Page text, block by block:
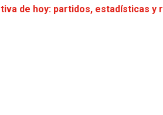
de hoy: partidos, estadísticas y